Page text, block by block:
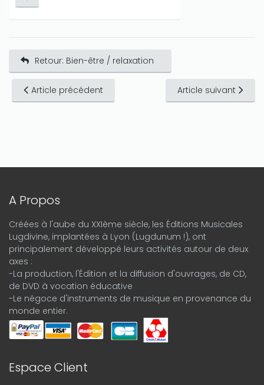
Retour: Bien-être / relaxation
Article précédent Article suivant
A Propos
Créées à l'aube du XXIème siècle, les Éditions Musicales
Lugdivine, implantées à Lyon (Lugdunum !), ont
principalement développé leurs activités autour de deux
axes :
-La production, l'Édition et la diffusion d'ouvrages, de CD,
de DVD à vocation éducative
-Le négoce d'instruments de musique en provenance du
monde entier.
Espace Client